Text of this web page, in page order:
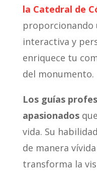
la Catedral de
proporcionando
interactiva y
enriquece tu
del monumento.
Los guías
apasionados
vida. Su
de manera
transforma la